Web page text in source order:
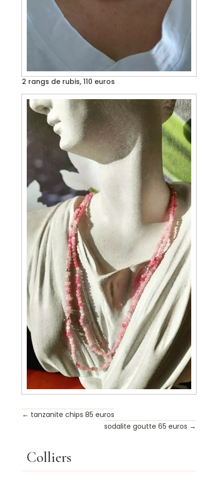
2 rangs de rubis, 110 euros
← tanzanite chips 85 euros
sodalite goutte 65 euros →
Colliers